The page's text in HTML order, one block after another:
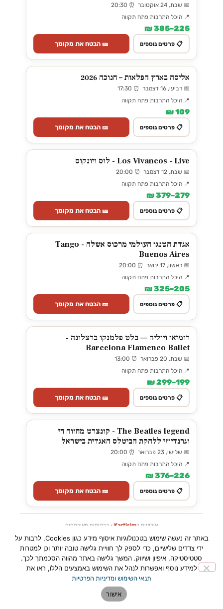
📅 שבת, 24 אוקטובר ⏰ 20:30
📍 היכל התרבות פתח תקווה
225–385 ₪
📋 פרטים נוספים 🎫 הבטח את מקומך
אליסה בארץ הפלאות – חנוכה 2026
📅 רביעי, 16 דצמבר ⏰ 17:30
📍 היכל התרבות פתח תקווה
109 ₪
📋 פרטים נוספים 🎫 הבטח את מקומך
Los Vivancos - Live - לוס ויונקוס
📅 שבת, 12 דצמבר ⏰ 20:00
📍 היכל התרבות פתח תקווה
279–379 ₪
📋 פרטים נוספים 🎫 הבטח את מקומך
אגדת הטנגו העולמי מרכוס אשלה - Tango
Buenos Aires
📅 ראשון, 17 ינואר ⏰ 20:00
📍 היכל התרבות פתח תקווה
205–325 ₪
📋 פרטים נוספים 🎫 הבטח את מקומך
רומיאו ויוליה — בלט פלמנקו ברצלונה -
Barcelona Flamenco Ballet
📅 שבת, 20 פברואר ⏰ 13:00
📍 היכל התרבות פתח תקווה
199–299 ₪
📋 פרטים נוספים 🎫 הבטח את מקומך
The Beatles legend - קונצרט מחווה חי
וגרנדיוזי ללהקת הביטלס האגדית בישראל
📅 שלישי, 23 פברואר ⏰ 20:00
📍 היכל התרבות פתח תקווה
226–376 ₪
📋 פרטים נוספים 🎫 הבטח את מקומך
אירועים בKartisim · כרטיסים מאובטחים
פוטו מגנה - הזמינו עכשיו ואספו בפ״ת! →
אולי יעניין אותך גם
באתר זה נעשה שימוש בטכנולוגיות איסוף מידע כגון Cookies, לרבות על
ידי צדדים שלישיים, כדי לספק לך חוויית גלישה טובה יותר וכן למטרות
סטטיסטיקה, איפיון ושיווק. המשך גלישה באתר מהווה הסכמתך לכך.
למידע נוסף ואפשרות לנהל את השימוש באמצעים הללו, ראו את
תנאי השימוש ומדיניות הפרטיות
אישור